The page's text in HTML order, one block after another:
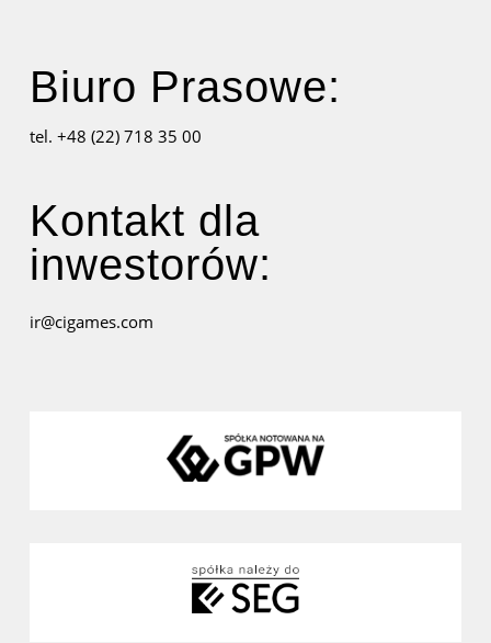
Biuro Prasowe:
tel. +48 (22) 718 35 00
Kontakt dla
inwestorów:
ir@cigames.com